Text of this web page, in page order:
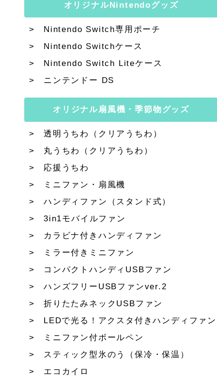
オリジナルNintendoグッズ
Nintendo Switch専用ポーチ
Nintendo Switchケース
Nintendo Switch Liteケース
ニンテンドー DS
オリジナル扇風機・季節物グッズ
透明うちわ（クリアうちわ）
丸うちわ（クリアうちわ）
応援うちわ
ミニファン・扇風機
ハンディファン（スタンド式）
3in1モバイルファン
カラビナ付きハンディファン
ミラー付きミニファン
コンパクトハンディUSBファン
ハンズフリーUSBファンver.2
折りたたみネックUSBファン
LEDで光る！アクスタ付きハンディファン
ミニファン付ボールペン
スティック型氷のう（保冷・保温）
エコカイロ